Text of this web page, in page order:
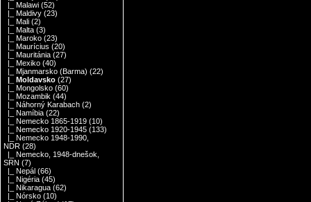
|_ Malawi (52)
|_ Maldivy (23)
|_ Mali (2)
|_ Malta (3)
|_ Maroko (23)
|_ Maurícius (20)
|_ Mauritánia (27)
|_ Mexiko (40)
|_ Mjanmarsko (Barma) (22)
|_ Moldavsko (27)
|_ Mongolsko (60)
|_ Mozambik (44)
|_ Náhorný Karabach (2)
|_ Namíbia (22)
|_ Nemecko 1865-1919 (10)
|_ Nemecko 1920-1945 (133)
|_ Nemecko 1948-1990,
NDR (28)
|_ Nemecko, 1948-dnešok,
SRN (7)
|_ Nepál (66)
|_ Nigéria (45)
|_ Nikaragua (62)
|_ Nórsko (10)